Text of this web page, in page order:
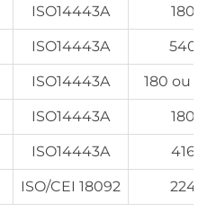
ISO14443A 180
ISO14443A 540
ISO14443A 180 ou
ISO14443A 180
ISO14443A 416
ISO/CEI 18092 224